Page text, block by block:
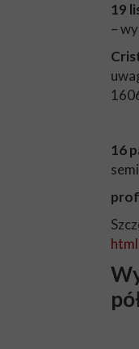
19
–
16
html